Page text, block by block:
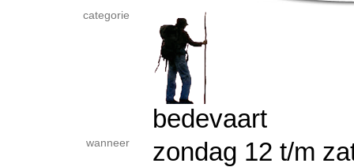
categorie
bedevaart
wanneer zondag 12 t/m